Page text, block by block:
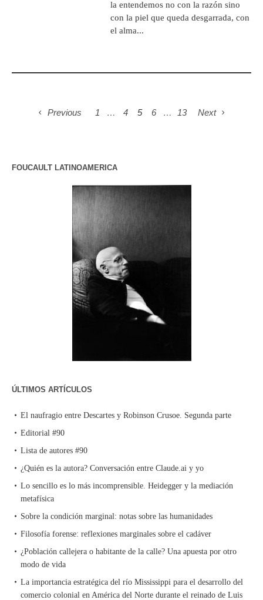
la entendemos no con la razón sino
con la piel que queda desgarrada, con
el alma...
Previous 1 … 4 5 6 … 13 Next
FOUCAULT LATINOAMERICA
ÚLTIMOS ARTÍCULOS
El naufragio entre Descartes y Robinson Crusoe. Segunda parte
Editorial #90
Lista de autores #90
¿Quién es la autora? Conversación entre Claude.ai y yo
Lo sencillo es lo más incomprensible. Heidegger y la mediación
metafísica
Sobre la condición marginal: notas sobre las humanidades
Filosofía forense: reflexiones marginales sobre el cadáver
¿Población callejera o habitante de la calle? Una apuesta por otro
modo de vida
La importancia estratégica del río Mississippi para el desarrollo del
comercio colonial en América del Norte durante el reinado de Luis